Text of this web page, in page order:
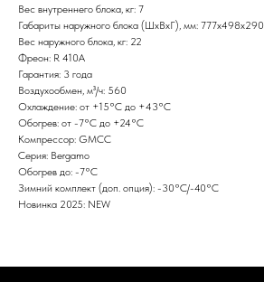
Вес внутреннего блока, кг: 7
Габариты наружного блока (ШxВxГ), мм: 777х498х290
Вес наружного блока, кг: 22
Фреон: R 410A
Гарантия: 3 года
Воздухообмен, м³/ч: 560
Охлаждение: от +15°С до +43°С
Обогрев: от -7°С до +24°С
Компрессор: GMCC
Серия: Bergamo
Обогрев до: -7°С
Зимний комплект (доп. опция): -30°С/-40°С
Новинка 2025: NEW